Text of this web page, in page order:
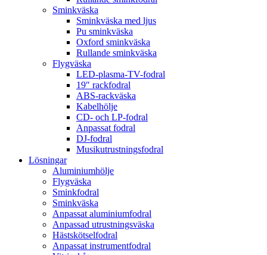
Sminkväska
Sminkväska med ljus
Pu sminkväska
Oxford sminkväska
Rullande sminkväska
Flygväska
LED-plasma-TV-fodral
19″ rackfodral
ABS-rackväska
Kabelhölje
CD- och LP-fodral
Anpassat fodral
DJ-fodral
Musikutrustningsfodral
Lösningar
Aluminiumhölje
Flygväska
Sminkfodral
Sminkväska
Anpassat aluminiumfodral
Anpassad utrustningsväska
Hästskötselfodral
Anpassat instrumentfodral